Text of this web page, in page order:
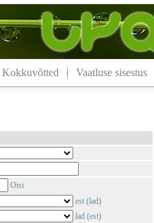
Kokkuvõtted Vaatluse sisestus
Otsi
est (lad)
lad (est)